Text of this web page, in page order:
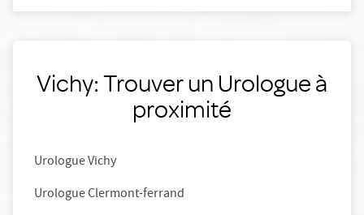
Vichy: Trouver un Urologue à
proximité
Urologue Vichy
Urologue Clermont-ferrand